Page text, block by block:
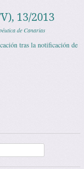
13/2013
de Canarias
tras la notificación de